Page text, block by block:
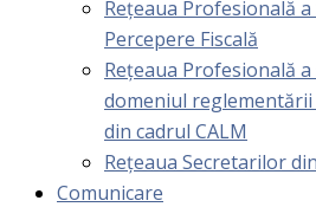
Rețeaua Profesională
Percepere Fiscală
Reţeaua Profesională
domeniul
din cadrul CALM
Rețeaua Secretarilor
Comunicare